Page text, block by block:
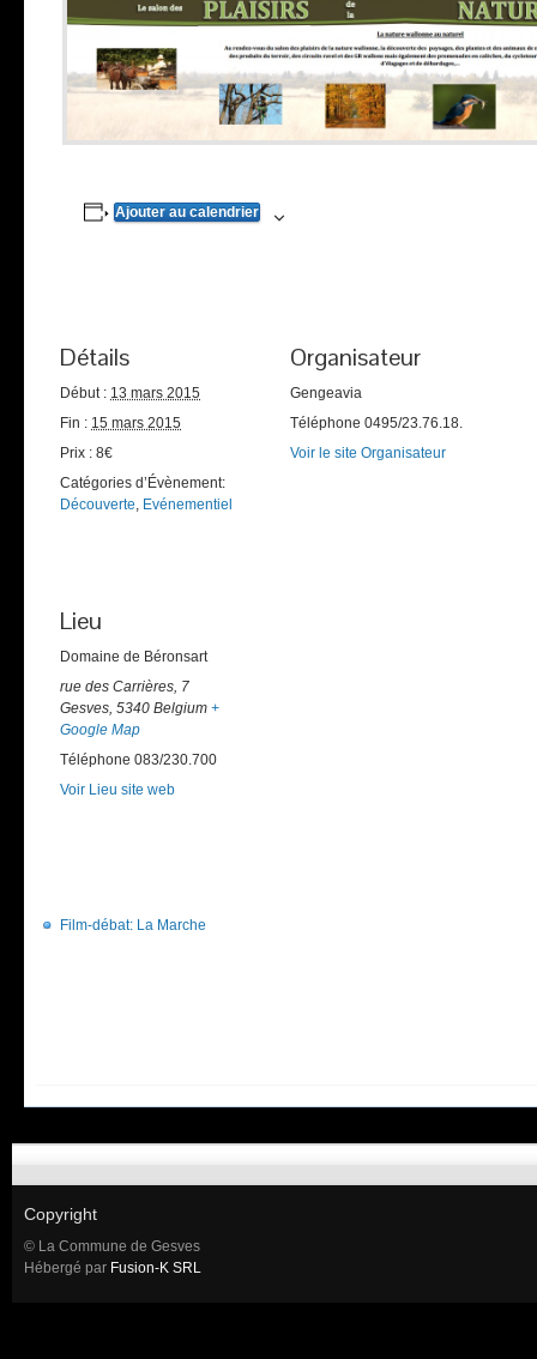
Ajouter au calendrier
Détails
Début : 13 mars 2015
Fin : 15 mars 2015
Prix : 8€
Catégories d’Évènement:
Découverte, Evénementiel
Organisateur
Gengeavia
Téléphone 0495/23.76.18.
Voir le site Organisateur
Lieu
Domaine de Béronsart
rue des Carrières, 7
Gesves, 5340 Belgium +
Google Map
Téléphone 083/230.700
Voir Lieu site web
Film-débat: La Marche
Copyright
© La Commune de Gesves
Hébergé par Fusion-K SRL